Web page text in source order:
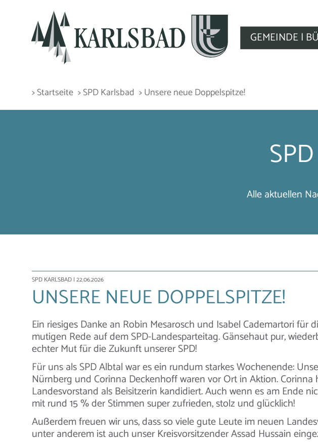
GEMEINDE |
> Startseite > SPD Karlsbad > Unsere neue Doppelspitze!
Alle aktuellen
SPD KARLSBAD | 22.06.2026
UNSERE NEUE DOPPELSPITZE!
Ein riesiges Danke an Robin Mesarosch und Isabel Cademartori für
mutigen Rede auf dem SPD-Landesparteitag. Gänsehaut pur,
echter Mut für die Zukunft unserer SPD!
​Für uns als SPD Albtal war es ein rundum starkes Wochenende:
Nürnberg und Corinna Deckenhoff waren vor Ort in Aktion.
Landesvorstand als Beisitzerin kandidiert. Auch wenn es am Ende
mit rund 15 % der Stimmen super zufrieden, stolz und glücklich!
​Außerdem freuen wir uns, dass so viele gute Leute im neuen
unter anderem ist auch unser Kreisvorsitzender Assad Hussain